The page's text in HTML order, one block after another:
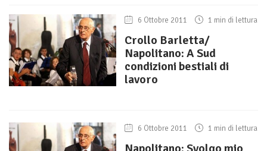
6 Ottobre 2011 1 min di lettura
Crollo Barletta/
Napolitano: A Sud
condizioni bestiali di
lavoro
6 Ottobre 2011 1 min di lettura